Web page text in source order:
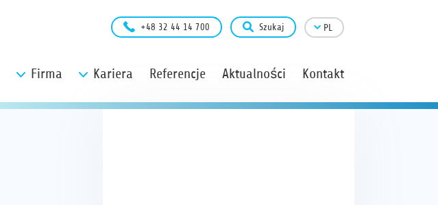
Firma Kariera Referencje Aktualności Kontakt
+48 32 44 14 700 Szukaj PL